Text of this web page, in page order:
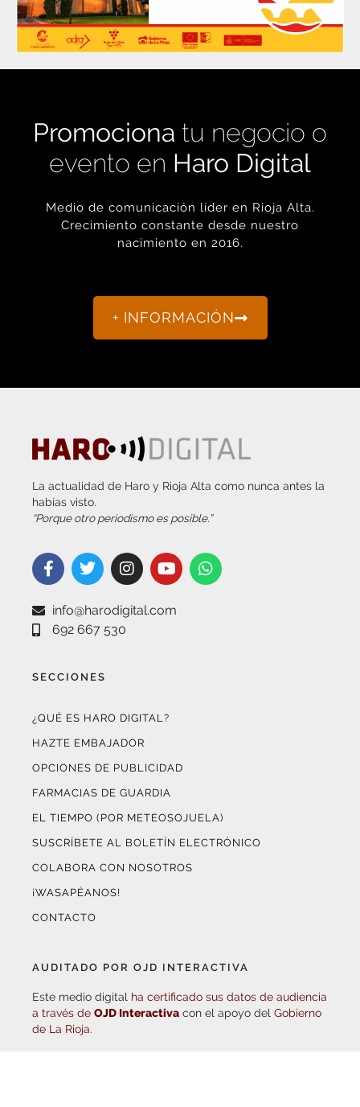
Promociona tu negocio o
evento en Haro Digital
Medio de comunicación líder en Rioja Alta.
Crecimiento constante desde nuestro
nacimiento en 2016.
+ INFORMACIÓN
La actualidad de Haro y Rioja Alta como nunca antes la
habías visto.
“Porque otro periodismo es posible.”
info@harodigital.com
692 667 530
SECCIONES
¿QUÉ ES HARO DIGITAL?
HAZTE EMBAJADOR
OPCIONES DE PUBLICIDAD
FARMACIAS DE GUARDIA
EL TIEMPO (POR METEOSOJUELA)
SUSCRÍBETE AL BOLETÍN ELECTRÓNICO
COLABORA CON NOSOTROS
¡WASAPÉANOS!
CONTACTO
AUDITADO POR OJD INTERACTIVA
Este medio digital ha certificado sus datos de audiencia
a través de OJD Interactiva con el apoyo del Gobierno
de La Rioja.